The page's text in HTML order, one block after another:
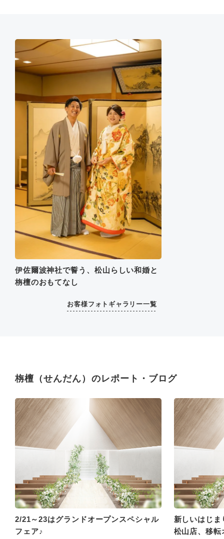
伊佐爾波神社で誓う、松山らしい和婚と
栴檀のおもてなし
お客様フォトギャラリー一覧
栴檀（せんだん）のレポート・ブログ
2/21～23はグランドオープンスペシャル
フェア♪
新しいはじ
松山店、移転